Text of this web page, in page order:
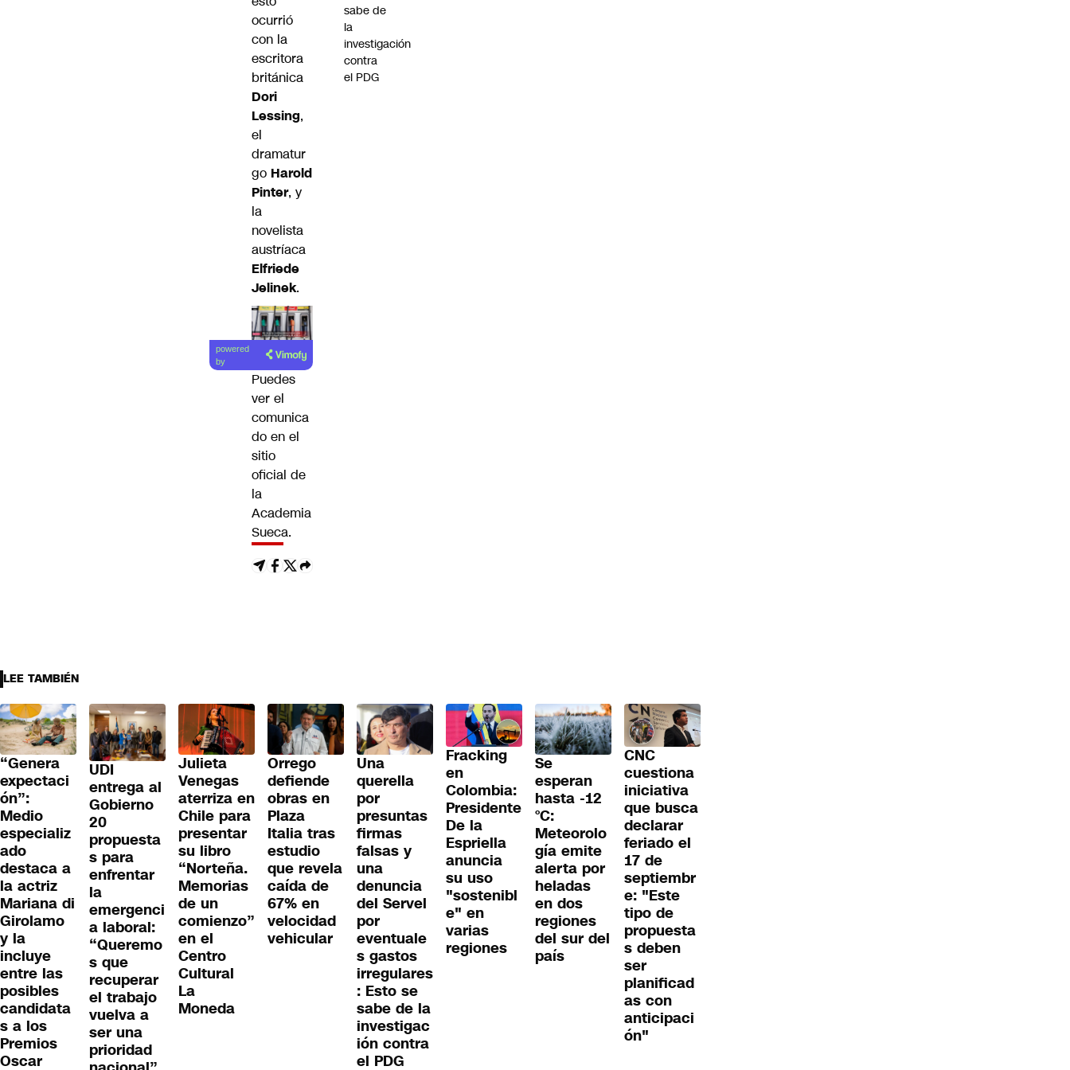
ocurrió
con la
escritora
británica
Dori
Lessing,
el
dramatur
go Harold
Pinter, y
la
novelista
austríaca
Elfriede
Jelinek.
powered
by
Puedes
ver el
comunica
do en el
sitio
oficial de
la
Academia
Sueca.
sabe de
la
investigación
contra
el PDG
LEE TAMBIÉN
“Genera
expectaci
ón”:
Medio
especializ
ado
destaca a
la actriz
Mariana di
Girolamo
y la
incluye
entre las
posibles
candidata
s a los
Premios
Oscar
UDI
entrega al
Gobierno
20
propuesta
s para
enfrentar
la
emergenci
a laboral:
“Queremo
s que
recuperar
el trabajo
vuelva a
ser una
prioridad
Julieta
Venegas
aterriza en
Chile para
presentar
su libro
“Norteña.
Memorias
de un
comienzo”
en el
Centro
Cultural
La
Moneda
Orrego
defiende
obras en
Plaza
Italia tras
estudio
que revela
caída de
67% en
velocidad
vehicular
Una
querella
por
presuntas
firmas
falsas y
una
denuncia
del Servel
por
eventuale
s gastos
irregulares
: Esto se
sabe de la
investigac
ión contra
el PDG
Fracking
en
Colombia:
Presidente
De la
Espriella
anuncia
su uso
"sostenibl
e" en
varias
regiones
Se
esperan
hasta -12
°C:
Meteorolo
gía emite
alerta por
heladas
en dos
regiones
del sur del
país
CNC
cuestiona
iniciativa
que busca
declarar
feriado el
17 de
septiembr
e: "Este
tipo de
propuesta
s deben
ser
planificad
as con
anticipaci
ón"